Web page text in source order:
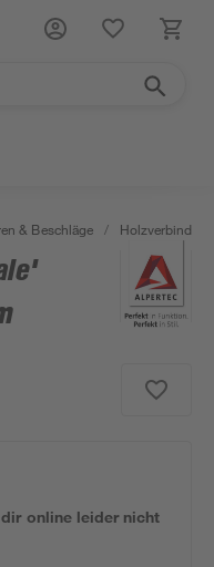
& Beschläge / Holzverbinder
online leider nicht